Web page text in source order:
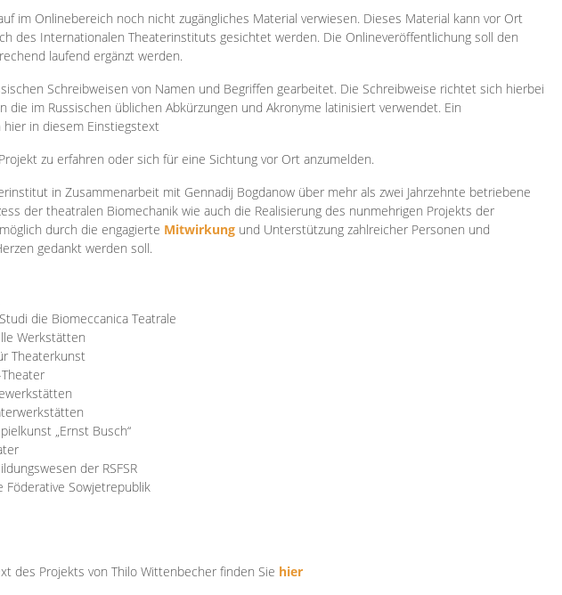
im Onlinebereich noch nicht zugängliches Material verwiesen. Dieses Material kann vor Ort
des Internationalen Theaterinstituts gesichtet werden. Die Onlineveröffentlichung soll den
laufend ergänzt werden.
Schreibweisen von Namen und Begriffen gearbeitet. Die Schreibweise richtet sich hierbei
die im Russischen üblichen Abkürzungen und Akronyme latinisiert verwendet. Ein
in diesem Einstiegstext
zu erfahren oder sich für eine Sichtung vor Ort anzumelden.
in Zusammenarbeit mit Gennadij Bogdanow über mehr als zwei Jahrzehnte betriebene
der theatralen Biomechanik wie auch die Realisierung des nunmehrigen Projekts der
durch die engagierte Mitwirkung und Unterstützung zahlreicher Personen und
gedankt werden soll.
die Biomeccanica Teatrale
Werkstätten
Theaterkunst
„Ernst Busch“
der RSFSR
Föderative Sowjetrepublik
des Projekts von Thilo Wittenbecher finden Sie hier